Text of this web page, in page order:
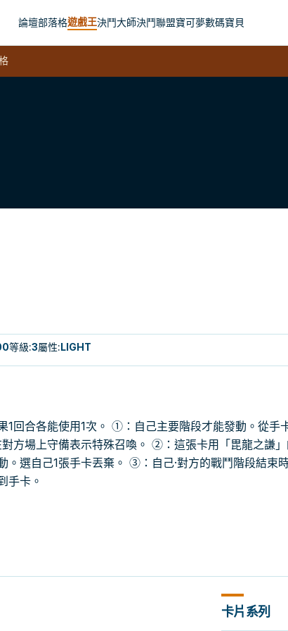
論壇部落格遊戲王決鬥大師決鬥聯盟寶可夢數碼寶貝
等級:3屬性:LIGHT
回合各能使用1次。 ①：自己主要階段才能發動。從手
方場上守備表示特殊召喚。 ②：這張卡用「毘龍之謙
。選自己1張手卡丟棄。 ③：自己·對方的戰鬥階段結束
手卡。
卡片系列